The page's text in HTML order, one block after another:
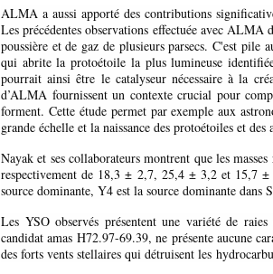
ALMA a aussi apporté des contributions
Les précédentes observations effectuée avec
poussière et de gaz de plusieurs parsecs. C'est
qui abrite la protoétoile la plus lumineuse
pourrait ainsi être le catalyseur nécessaire à la
d’ALMA fournissent un contexte crucial pour
forment. Cette étude permet par exemple aux
grande échelle et la naissance des protoétoiles et des
Nayak et ses collaborateurs montrent que les
respectivement de 18,3 ± 2,7, 25,4 ± 3,2 et 15,7
source dominante, Y4 est la source dominante dans
Les YSO observés présentent une variété de
candidat amas H72.97-69.39, ne présente aucune
des forts vents stellaires qui détruisent les